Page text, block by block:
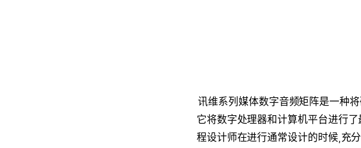
讯维系列媒体数字音频矩阵是一种
它将数字处理器和计算机平台进行
程设计师在进行通常设计的时候,充